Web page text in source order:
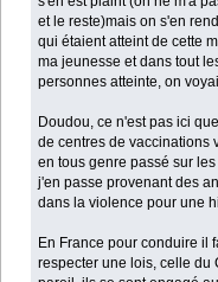
et le reste)mais on s'en
qui étaient atteint de cette
ma jeunesse et dans tout
personnes atteinte, on
Doudou, ce n'est pas ici
de centres de vaccinations
en tous genre passé sur
j'en passe provenant des
dans la violence pour une
En France pour conduire il
respecter une lois, celle du